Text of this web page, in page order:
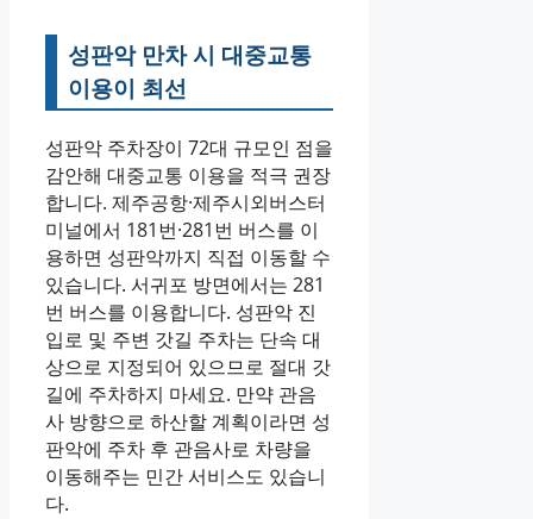
성판악 만차 시 대중교통
이용이 최선
성판악 주차장이 72대 규모인 점을
감안해 대중교통 이용을 적극 권장
합니다. 제주공항·제주시외버스터
미널에서 181번·281번 버스를 이
용하면 성판악까지 직접 이동할 수
있습니다. 서귀포 방면에서는 281
번 버스를 이용합니다. 성판악 진
입로 및 주변 갓길 주차는 단속 대
상으로 지정되어 있으므로 절대 갓
길에 주차하지 마세요. 만약 관음
사 방향으로 하산할 계획이라면 성
판악에 주차 후 관음사로 차량을
이동해주는 민간 서비스도 있습니
다.